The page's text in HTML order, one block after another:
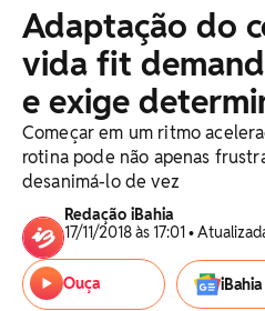
Adaptação do
vida fit
e exige
Começar em um ritmo
rotina pode não apenas
desanimá-lo de vez
Redação iBahia
17/11/2018 às 17:01 •
Ouça